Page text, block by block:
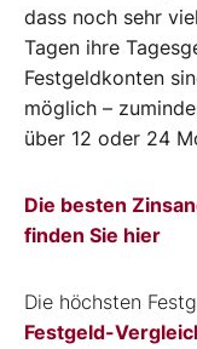
dass noch sehr
Tagen ihre
Festgeldkonten
möglich –
über 12 oder 24
Die besten
finden Sie hier
Die höchsten
Festgeld-